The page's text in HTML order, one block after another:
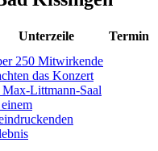
Unterzeile Termin
250 Mitwirkende
das Konzert
Littmann-Saal